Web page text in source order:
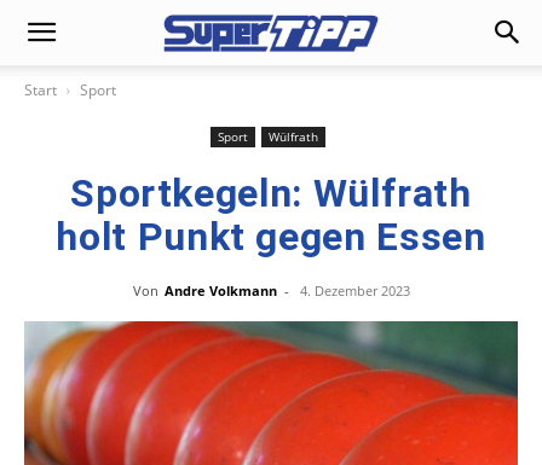
Start Sport
Sport Wülfrath
Sportkegeln: Wülfrath
holt Punkt gegen Essen
Von Andre Volkmann - 4. Dezember 2023